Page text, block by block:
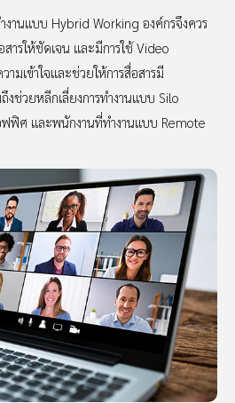
งานแบบ Hybrid Working องค์กรจึงควร
สารให้ชัดเจน และมีการใช้ Video
ามเข้าใจและช่วยให้การสื่อสารมี
งช่วยหลีกเลี่ยงการทำงานแบบ Silo
ฟฟิศ และพนักงานที่ทำงานแบบ Remote